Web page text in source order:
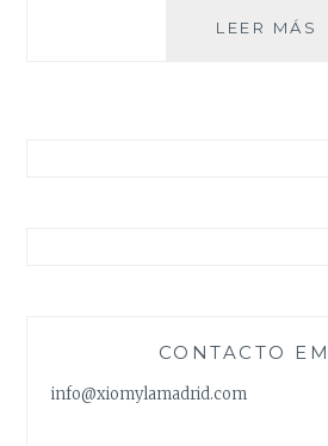
LEER MÁS
CONTACTO
info@xiomylamadrid.com